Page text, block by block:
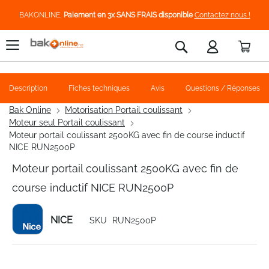
BAKONLINE, Paiement en 3x SANS FRAIS disponible Contactez nous !
Rechercher
Bak Online
Motorisation Portail coulissant
Moteur seul Portail coulissant
Moteur portail coulissant 2500KG avec fin de course inductif
NICE RUN2500P
Moteur portail coulissant 2500KG avec fin de
course inductif NICE RUN2500P
NICE SKU RUN2500P
Description Fiches techniques Avis Questions / Réponses